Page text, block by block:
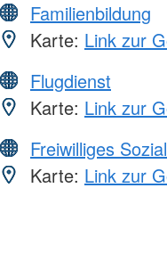
Familienbildung
Karte: Link zur
Flugdienst
Karte: Link zur
Freiwilliges
Karte: Link zur